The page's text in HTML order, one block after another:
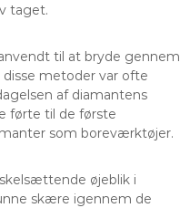
taget.
til at bryde gennem
metoder var ofte
af diamantens
førte til de første
som boreværktøjer.
øjeblik i
skære igennem de